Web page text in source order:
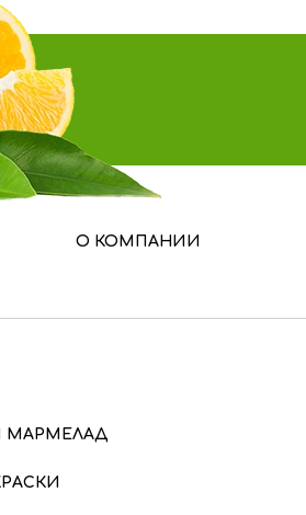
О КОМПАНИИ
МАРМЕЛАД